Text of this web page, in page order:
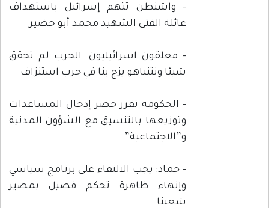
- واشنطن تتهم إسرائيل باستهداف
عائلة الفتى الشهيد محمد أبو خضير
- معلقون اسرائيليون: الحرب لم تحقق
شيئا ونتنياهو يزج بنا في حرب استنزاف
- الحكومة تقرر حصر إدخال المساعدات
وتوزيعها بالتنسيق مع الشؤون المدنية
و”الاجتماعية”
- حماد: يجب الالتقاء على برنامج سياسي
وإنهاء ظاهرة تحكم فصيل بمصير
شعبنا